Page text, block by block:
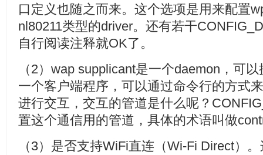
口定义也随之而来。这个选项是用来配置
nl80211类型的driver。还有若干
自行阅读注释就OK了。
（2）wap supplicant是一个daemon，可
一个客户端程序，可以通过命令行的方式
进行交互，交互的管道是什么呢？
置这个通信用的管道，具体的术语叫做
（3）是否支持WiFi直连（Wi-Fi Direct）